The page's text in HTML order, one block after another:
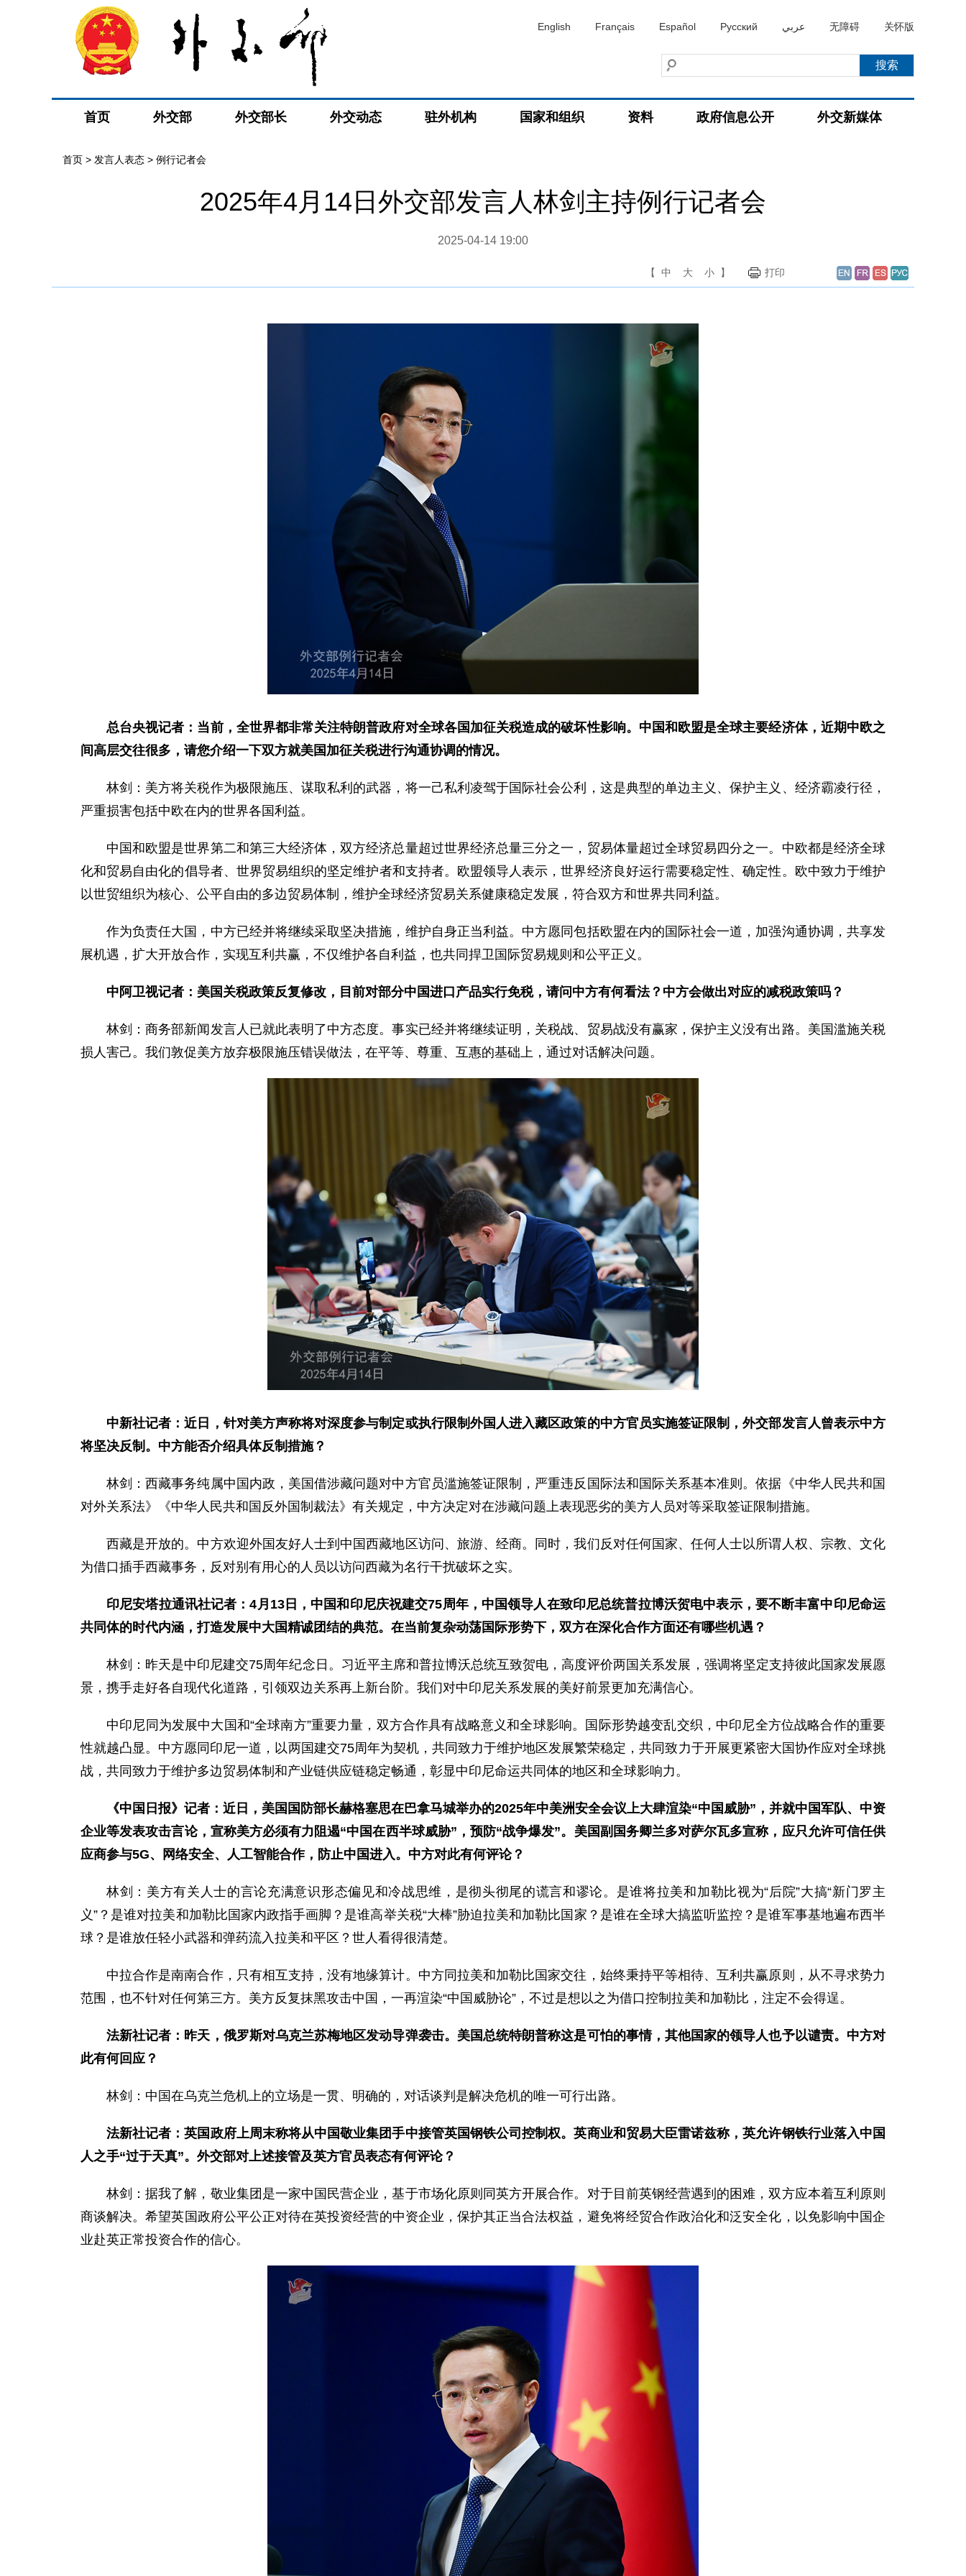
English Français Español Русский عربي 无障碍 关怀版
首页 外交部 外交部长 外交动态 驻外机构 国家和组织 资料 政府信息公开 外交新媒体
首页 > 发言人表态 > 例行记者会
2025年4月14日外交部发言人林剑主持例行记者会
2025-04-14 19:00
【 中 大 小 】 打印
总台央视记者：当前，全世界都非常关注特朗普政府对全球各国加征关税造成的破坏性影响。中国和欧盟是全球主要经济体，近期中欧之
间高层交往很多，请您介绍一下双方就美国加征关税进行沟通协调的情况。
林剑：美方将关税作为极限施压、谋取私利的武器，将一己私利凌驾于国际社会公利，这是典型的单边主义、保护主义、经济霸凌行径，
严重损害包括中欧在内的世界各国利益。
中国和欧盟是世界第二和第三大经济体，双方经济总量超过世界经济总量三分之一，贸易体量超过全球贸易四分之一。中欧都是经济全球
化和贸易自由化的倡导者、世界贸易组织的坚定维护者和支持者。欧盟领导人表示，世界经济良好运行需要稳定性、确定性。欧中致力于维护
以世贸组织为核心、公平自由的多边贸易体制，维护全球经济贸易关系健康稳定发展，符合双方和世界共同利益。
作为负责任大国，中方已经并将继续采取坚决措施，维护自身正当利益。中方愿同包括欧盟在内的国际社会一道，加强沟通协调，共享发
展机遇，扩大开放合作，实现互利共赢，不仅维护各自利益，也共同捍卫国际贸易规则和公平正义。
中阿卫视记者：美国关税政策反复修改，目前对部分中国进口产品实行免税，请问中方有何看法？中方会做出对应的减税政策吗？
林剑：商务部新闻发言人已就此表明了中方态度。事实已经并将继续证明，关税战、贸易战没有赢家，保护主义没有出路。美国滥施关税
损人害己。我们敦促美方放弃极限施压错误做法，在平等、尊重、互惠的基础上，通过对话解决问题。
中新社记者：近日，针对美方声称将对深度参与制定或执行限制外国人进入藏区政策的中方官员实施签证限制，外交部发言人曾表示中方
将坚决反制。中方能否介绍具体反制措施？
林剑：西藏事务纯属中国内政，美国借涉藏问题对中方官员滥施签证限制，严重违反国际法和国际关系基本准则。依据《中华人民共和国
对外关系法》《中华人民共和国反外国制裁法》有关规定，中方决定对在涉藏问题上表现恶劣的美方人员对等采取签证限制措施。
西藏是开放的。中方欢迎外国友好人士到中国西藏地区访问、旅游、经商。同时，我们反对任何国家、任何人士以所谓人权、宗教、文化
为借口插手西藏事务，反对别有用心的人员以访问西藏为名行干扰破坏之实。
印尼安塔拉通讯社记者：4月13日，中国和印尼庆祝建交75周年，中国领导人在致印尼总统普拉博沃贺电中表示，要不断丰富中印尼命运
共同体的时代内涵，打造发展中大国精诚团结的典范。在当前复杂动荡国际形势下，双方在深化合作方面还有哪些机遇？
林剑：昨天是中印尼建交75周年纪念日。习近平主席和普拉博沃总统互致贺电，高度评价两国关系发展，强调将坚定支持彼此国家发展愿
景，携手走好各自现代化道路，引领双边关系再上新台阶。我们对中印尼关系发展的美好前景更加充满信心。
中印尼同为发展中大国和“全球南方”重要力量，双方合作具有战略意义和全球影响。国际形势越变乱交织，中印尼全方位战略合作的重要
性就越凸显。中方愿同印尼一道，以两国建交75周年为契机，共同致力于维护地区发展繁荣稳定，共同致力于开展更紧密大国协作应对全球挑
战，共同致力于维护多边贸易体制和产业链供应链稳定畅通，彰显中印尼命运共同体的地区和全球影响力。
《中国日报》记者：近日，美国国防部长赫格塞思在巴拿马城举办的2025年中美洲安全会议上大肆渲染“中国威胁”，并就中国军队、中资
企业等发表攻击言论，宣称美方必须有力阻遏“中国在西半球威胁”，预防“战争爆发”。美国副国务卿兰多对萨尔瓦多宣称，应只允许可信任供
应商参与5G、网络安全、人工智能合作，防止中国进入。中方对此有何评论？
林剑：美方有关人士的言论充满意识形态偏见和冷战思维，是彻头彻尾的谎言和谬论。是谁将拉美和加勒比视为“后院”大搞“新门罗主
义”？是谁对拉美和加勒比国家内政指手画脚？是谁高举关税“大棒”胁迫拉美和加勒比国家？是谁在全球大搞监听监控？是谁军事基地遍布西半
球？是谁放任轻小武器和弹药流入拉美和平区？世人看得很清楚。
中拉合作是南南合作，只有相互支持，没有地缘算计。中方同拉美和加勒比国家交往，始终秉持平等相待、互利共赢原则，从不寻求势力
范围，也不针对任何第三方。美方反复抹黑攻击中国，一再渲染“中国威胁论”，不过是想以之为借口控制拉美和加勒比，注定不会得逞。
法新社记者：昨天，俄罗斯对乌克兰苏梅地区发动导弹袭击。美国总统特朗普称这是可怕的事情，其他国家的领导人也予以谴责。中方对
此有何回应？
林剑：中国在乌克兰危机上的立场是一贯、明确的，对话谈判是解决危机的唯一可行出路。
法新社记者：英国政府上周末称将从中国敬业集团手中接管英国钢铁公司控制权。英商业和贸易大臣雷诺兹称，英允许钢铁行业落入中国
人之手“过于天真”。外交部对上述接管及英方官员表态有何评论？
林剑：据我了解，敬业集团是一家中国民营企业，基于市场化原则同英方开展合作。对于目前英钢经营遇到的困难，双方应本着互利原则
商谈解决。希望英国政府公平公正对待在英投资经营的中资企业，保护其正当合法权益，避免将经贸合作政治化和泛安全化，以免影响中国企
业赴英正常投资合作的信心。